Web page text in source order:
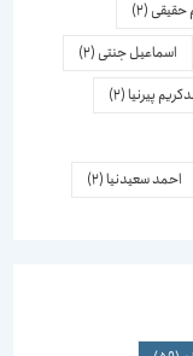
(2)
اسماعیل جنتی(2)
پیرنیا(2)
احمد سعیدنیا(2)